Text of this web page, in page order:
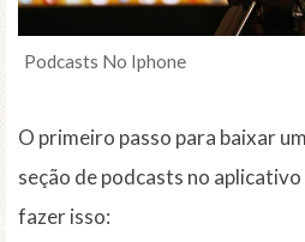
Podcasts No Iphone
O primeiro passo para baixar
seção de podcasts no
fazer isso: